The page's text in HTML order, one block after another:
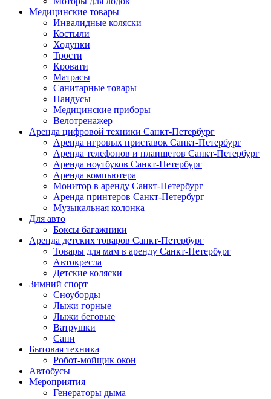
Медицинские товары
Инвалидные коляски
Костыли
Ходунки
Трости
Кровати
Матрасы
Санитарные товары
Пандусы
Медицинские приборы
Велотренажер
Аренда цифровой техники Санкт-Петербург
Аренда игровых приставок Санкт-Петербург
Аренда телефонов и планшетов Санкт-Петербург
Аренда ноутбуков Санкт-Петербург
Аренда компьютера
Монитор в аренду Санкт-Петербург
Аренда принтеров Санкт-Петербург
Музыкальная колонка
Для авто
Боксы багажники
Аренда детских товаров Санкт-Петербург
Товары для мам в аренду Санкт-Петербург
Автокресла
Детские коляски
Зимний спорт
Сноуборды
Лыжи горные
Лыжи беговые
Ватрушки
Сани
Бытовая техника
Робот-мойщик окон
Автобусы
Мероприятия
Генераторы дыма